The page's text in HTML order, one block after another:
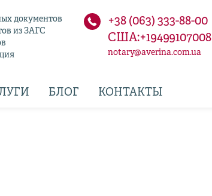
документов
из ЗАГС
+38 (063) 333-88-00
США:+19499107008
notary@averina.com.ua
БЛОГ КОНТАКТЫ